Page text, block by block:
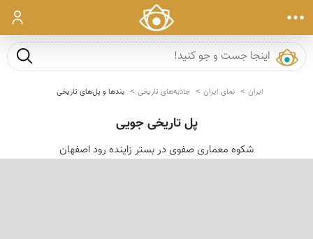
ورود
جست و
ایران نمای ایران جاذبه‌های تاریخی بندها و پل‌های تاریخی
پل تاریخی جویی
شکوه معماری صفوی در بستر زاینده رود اصفهان